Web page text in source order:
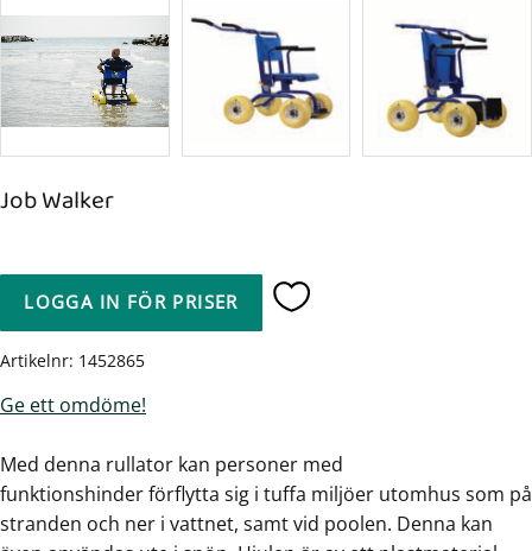
Job Walker
LOGGA IN FÖR PRISER Lägg till i favoriter
Artikelnr 1452865
Ge ett omdöme!
Med denna rullator kan personer med
funktionshinder förflytta sig i tuffa miljöer utomhus som på
stranden och ner i vattnet, samt vid poolen. Denna kan